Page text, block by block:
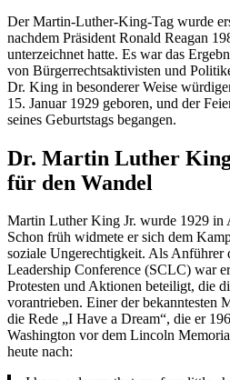
Der Martin-Luther-King-Tag wurde
nachdem Präsident Ronald Reagan
unterzeichnet hatte. Es war das
von Bürgerrechtsaktivisten und
Dr. King in besonderer Weise
15. Januar 1929 geboren, und der
seines Geburtstags begangen.
Dr. Martin Luther
für den Wandel
Martin Luther King Jr. wurde 1929 in
Schon früh widmete er sich dem
soziale Ungerechtigkeit. Als Anführer
Leadership Conference (SCLC) war
Protesten und Aktionen beteiligt, die
vorantrieben. Einer der bekanntesten
die Rede „I Have a Dream“, die er
Washington vor dem Lincoln
heute nach: